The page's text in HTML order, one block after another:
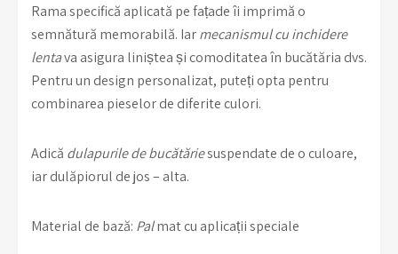
Rama specifică aplicată pe fațade îi imprimă o
semnătură memorabilă. Iarmecanismul cu inchidere
lentava asigura liniștea și comoditatea în bucătăria dvs.
Pentru un design personalizat, puteți opta pentru
combinarea pieselor de diferite culori.
Adică dulapurile de bucătăriesuspendate de o culoare,
iar dulăpiorul de jos – alta.
Material de bază: Palmat cu aplicații speciale